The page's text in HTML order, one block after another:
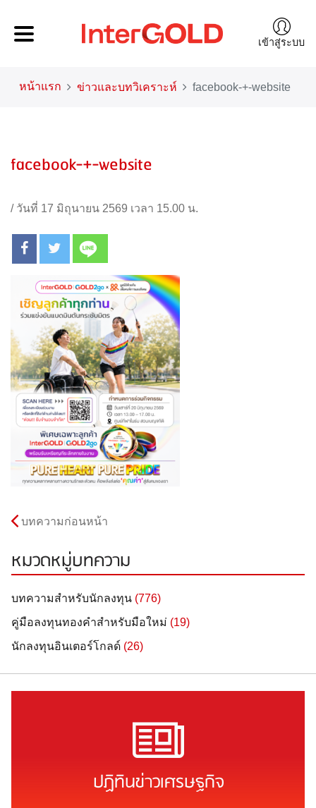
เข้าสู่ระบบ
หน้าแรก ข่าวและบทวิเคราะห์ facebook-+-website
facebook-+-website
/ วันที่ 17 มิถุนายน 2569 เวลา 15.00 น.
บทความก่อนหน้า
หมวดหมู่บทความ
บทความสำหรับนักลงทุน (776)
คู่มือลงทุนทองคำสำหรับมือใหม่ (19)
นักลงทุนอินเตอร์โกลด์ (26)
ปฏิทินข่าวเศรษฐกิจ